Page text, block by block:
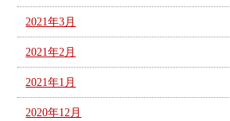
2021年3月
2021年2月
2021年1月
2020年12月